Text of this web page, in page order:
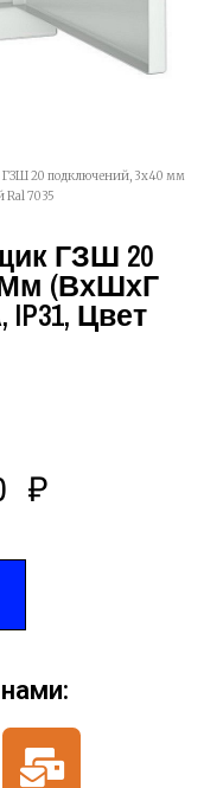
20 подключений, 3х40 мм
7035
ГЗШ 20
Мм (ВхШхГ
IP31, Цвет
₽